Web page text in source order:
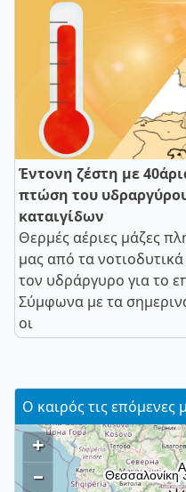
Έντονη ζέστη με
πτώση του
καταιγίδων
Θερμές αέριες μάζες
μας από τα
τον υδράργυρο για το
Σύμφωνα με τα
οι
Ο καιρός τις επόμενες
+
–